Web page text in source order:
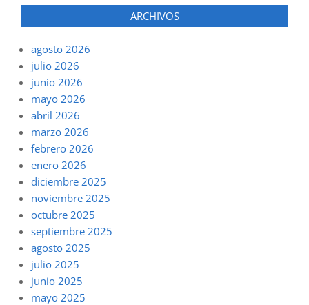
ARCHIVOS
agosto 2026
julio 2026
junio 2026
mayo 2026
abril 2026
marzo 2026
febrero 2026
enero 2026
diciembre 2025
noviembre 2025
octubre 2025
septiembre 2025
agosto 2025
julio 2025
junio 2025
mayo 2025